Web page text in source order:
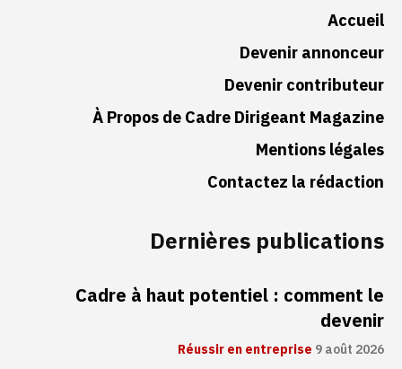
Accueil
Devenir annonceur
Devenir contributeur
À Propos de Cadre Dirigeant Magazine
Mentions légales
Contactez la rédaction
Dernières publications
Cadre à haut potentiel : comment le
devenir
Réussir en entreprise 9 août 2026